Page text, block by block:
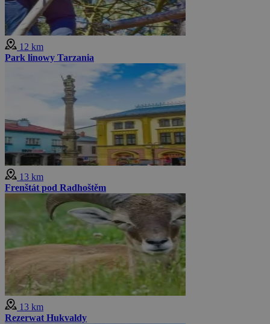
12 km
Park linowy Tarzania
13 km
Frenštát pod Radhoštěm
13 km
Rezerwat Hukvaldy